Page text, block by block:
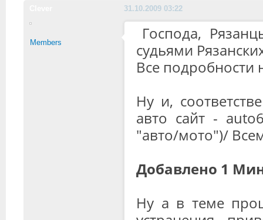
31.10.2009 03:22
Members
Господа,
судьями
Все подробности
Ну и,
авто сайт -
"авто/мото")/
Добавлено 1
Ну а в теме